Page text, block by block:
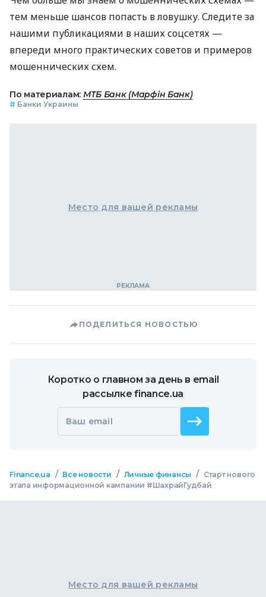
тем меньше шансов попасть в ловушку. Следите за
нашими публикациями в наших соцсетях —
впереди много практических советов и примеров
мошеннических схем.
По материалам: МТБ Банк (Марфін Банк)
# Банки Украины
Место для вашей рекламы
ПОДЕЛИТЬСЯ НОВОСТЬЮ
Коротко о главном за день в email
рассылке finance.ua
Ваш email
Finance.ua / Все новости / Личные финансы /
Старт нового
этапа информационной кампании #ШахрайГудбай
Место для вашей рекламы